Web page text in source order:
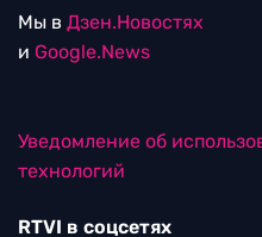
Мы в Дзен.Новостях
и Google.News
Уведомление об
технологий
RTVI в соцсетях